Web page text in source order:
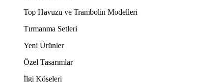
Top Havuzu ve Trambolin Modelleri
Tırmanma Setleri
Yeni Ürünler
Özel Tasarımlar
İlgi Köşeleri